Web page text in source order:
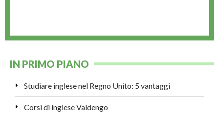
IN PRIMO PIANO
Studiare inglese nel Regno Unito: 5 vantaggi
Corsi di inglese Valdengo